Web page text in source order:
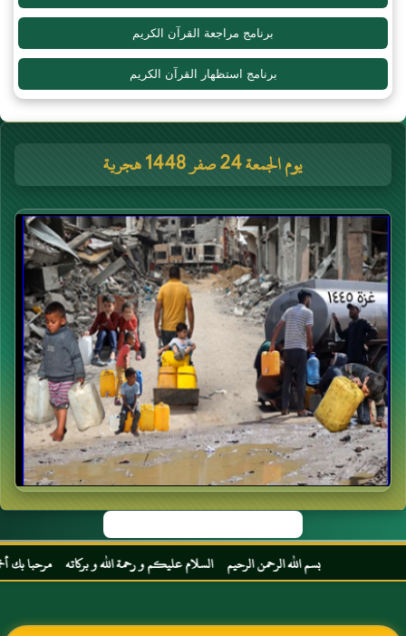
برنامج مراجعة القرآن الكريم
برنامج استظهار القرآن الكريم
يوم الجمعة 24 صفر 1448 هجرية
بسم الله الرحمن الرحيم السلام عليكم و رحمة الله و بركاته مرحبا بك أخي